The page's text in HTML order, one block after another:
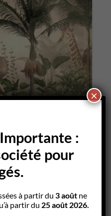
:
pour
à partir du 3 août ne
partir du 25 août 2026.
×